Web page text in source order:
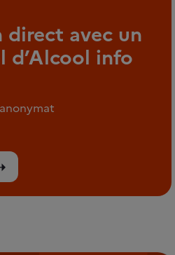
direct avec un
d’Alcool info